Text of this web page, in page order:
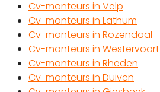
Cv-monteurs in Velp
Cv-monteurs in Lathum
Cv-monteurs in Rozendaal
Cv-monteurs in Westervoort
Cv-monteurs in Rheden
Cv-monteurs in Duiven